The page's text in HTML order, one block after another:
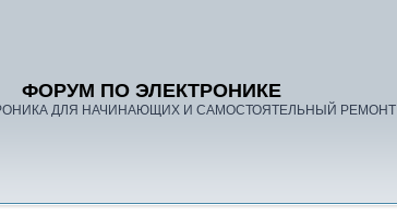
ФОРУМ ПО ЭЛЕКТРОНИКЕ
ДЛЯ НАЧИНАЮЩИХ И САМОСТОЯТЕЛЬНЫЙ РЕМОНТ